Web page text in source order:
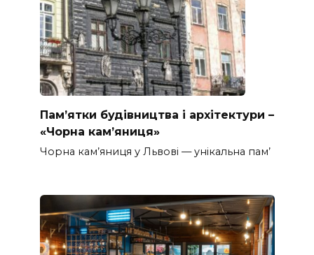
Пам’ятки будівництва і архітектури –
«Чорна кам’яниця»
Чорна кам’яниця у Львові — унікальна пам’